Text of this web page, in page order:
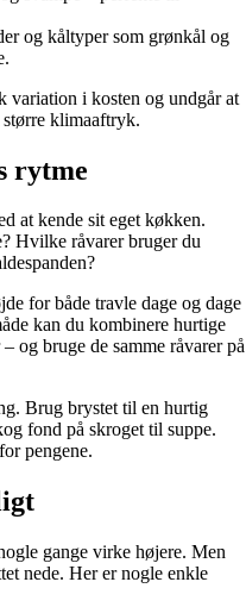
og kåltyper som grønkål og
variation i kosten og undgår at
større klimaaftryk.
rytme
at kende sit eget køkken.
Hvilke råvarer bruger du
for både travle dage og dage
kan du kombinere hurtige
og bruge de samme råvarer på
Brug brystet til en hurtig
fond på skroget til suppe.
pengene.
gange virke højere. Men
nede. Her er nogle enkle